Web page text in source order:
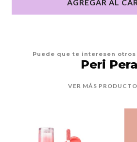
AGREGAR AL
Puede que te interesen
Peri Pera
VER MÁS